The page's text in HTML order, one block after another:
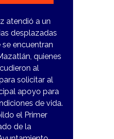
atendió a un
desplazadas
se encuentran
quienes
al
solicitar al
apoyo para
de vida.
el Primer
de la